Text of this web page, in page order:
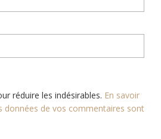
réduire les indésirables. En savoir
données de vos commentaires sont